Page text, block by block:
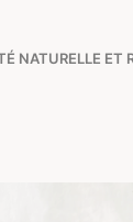
NATURELLE ET